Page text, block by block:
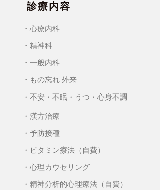
診療内容
・心療内科
・精神科
・一般内科
・もの忘れ 外来
・不安・不眠・うつ・心身不調
・漢方治療
・予防接種
・ビタミン療法（自費）
・心理カウセリング
・精神分析的心理療法（自費）